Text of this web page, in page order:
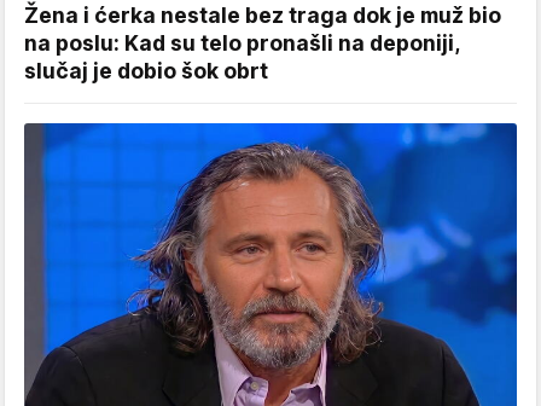
Žena i ćerka nestale bez traga dok je muž bio
na poslu: Kad su telo pronašli na deponiji,
slučaj je dobio šok obrt